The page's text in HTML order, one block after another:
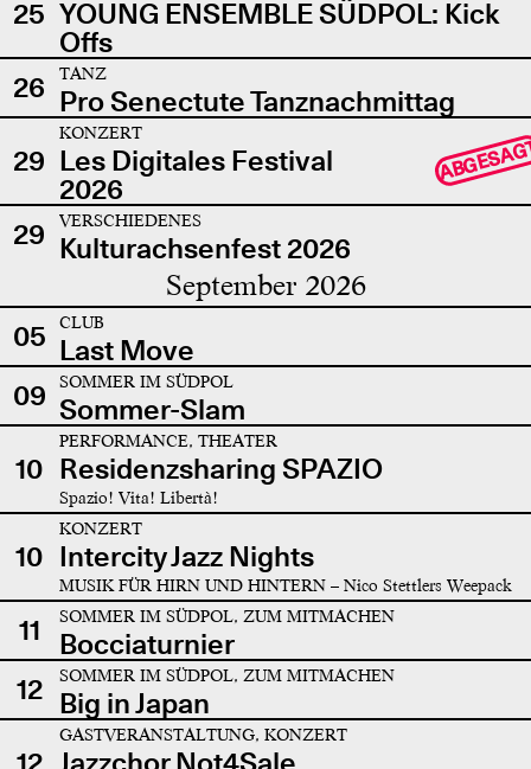
25 YOUNG ENSEMBLE SÜDPOL: Kick
Offs
26
TANZ
Pro Senectute Tanznachmittag
29
KONZERT
Les Digitales Festival
2026
29 VERSCHIEDENES
Kulturachsenfest 2026
September 2026
05 CLUB
Last Move
09
SOMMER IM SÜDPOL
Sommer-Slam
10
PERFORMANCE, THEATER
Residenzsharing SPAZIO
Spazio! Vita! Libertà!
10
KONZERT
Intercity Jazz Nights
MUSIK FÜR HIRN UND HINTERN – Nico Stettlers Weepack
11 SOMMER IM SÜDPOL, ZUM MITMACHEN
Bocciaturnier
12
SOMMER IM SÜDPOL, ZUM MITMACHEN
Big in Japan
12
GASTVERANSTALTUNG, KONZERT
Jazzchor Not4Sale